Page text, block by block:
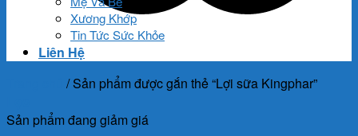
Xương Khớp
Tin Tức Sức Khỏe
Liên Hệ
/Sản phẩm được gắn thẻ “Lợi sữa Kingphar”
Sản phẩm đang giảm giá